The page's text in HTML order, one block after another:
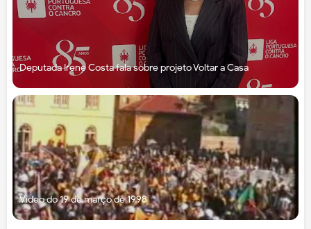
Deputada Irene Costa fala sobre projeto Voltar a Casa
Vídeo do 19 de março de 1998